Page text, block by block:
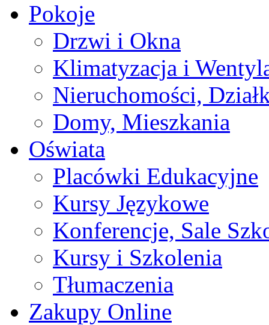
Pokoje
Drzwi i Okna
Klimatyzacja i
Nieruchomości,
Domy, Mieszkania
Oświata
Placówki Edukacyjne
Kursy Językowe
Konferencje, Sale
Kursy i Szkolenia
Tłumaczenia
Zakupy Online